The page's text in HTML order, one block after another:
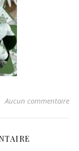
Aucun commentaire